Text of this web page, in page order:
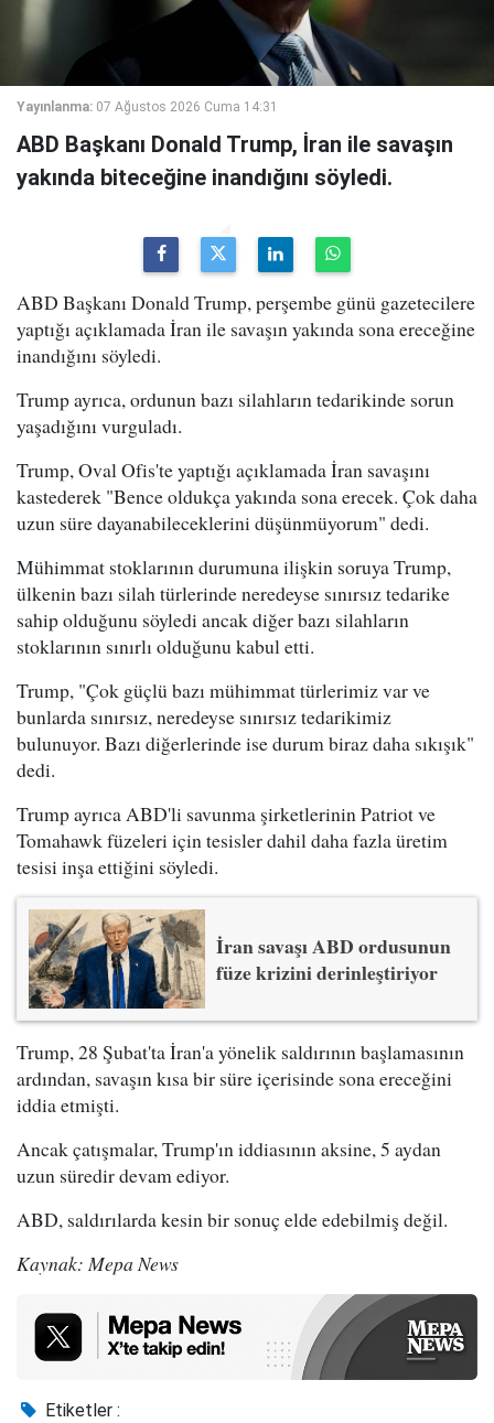
Yayınlanma: 07 Ağustos 2026 Cuma 14:31
ABD Başkanı Donald Trump, İran ile savaşın
yakında biteceğine inandığını söyledi.
ABD Başkanı Donald Trump, perşembe günü gazetecilere
yaptığı açıklamada İran ile savaşın yakında sona ereceğine
inandığını söyledi.
Trump ayrıca, ordunun bazı silahların tedarikinde sorun
yaşadığını vurguladı.
Trump, Oval Ofis'te yaptığı açıklamada İran savaşını
kastederek "Bence oldukça yakında sona erecek. Çok daha
uzun süre dayanabileceklerini düşünmüyorum" dedi.
Mühimmat stoklarının durumuna ilişkin soruya Trump,
ülkenin bazı silah türlerinde neredeyse sınırsız tedarike
sahip olduğunu söyledi ancak diğer bazı silahların
stoklarının sınırlı olduğunu kabul etti.
Trump, "Çok güçlü bazı mühimmat türlerimiz var ve
bunlarda sınırsız, neredeyse sınırsız tedarikimiz
bulunuyor. Bazı diğerlerinde ise durum biraz daha sıkışık"
dedi.
Trump ayrıca ABD'li savunma şirketlerinin Patriot ve
Tomahawk füzeleri için tesisler dahil daha fazla üretim
tesisi inşa ettiğini söyledi.
İran savaşı ABD ordusunun
füze krizini derinleştiriyor
Trump, 28 Şubat'ta İran'a yönelik saldırının başlamasının
ardından, savaşın kısa bir süre içerisinde sona ereceğini
iddia etmişti.
Ancak çatışmalar, Trump'ın iddiasının aksine, 5 aydan
uzun süredir devam ediyor.
ABD, saldırılarda kesin bir sonuç elde edebilmiş değil.
Kaynak: Mepa News
Etiketler :